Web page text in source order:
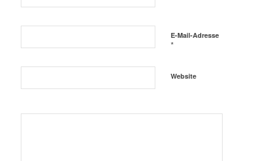
E-Mail-Adresse
*
Website